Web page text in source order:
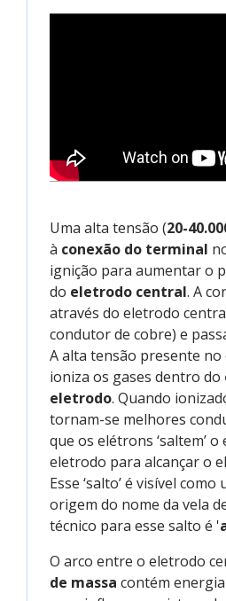
Uma alta tensão (20-
à conexão do terminal
ignição para aumentar o
do eletrodo central. A
através do eletrodo
condutor de cobre) e
A alta tensão presente
ioniza os gases dentro do
eletrodo. Quando
tornam-se melhores
que os elétrons ‘saltem’ o
eletrodo para alcançar o
Esse ‘salto’ é visível como
origem do nome da vela
técnico para esse salto é '
O arco entre o eletrodo
de massa contém